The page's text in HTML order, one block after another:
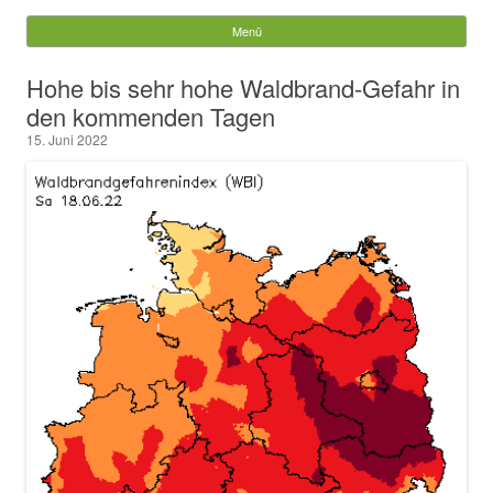
Würzberg.info
nach:
Menü
Hohe bis sehr hohe Waldbrand-Gefahr in
den kommenden Tagen
15. Juni 2022